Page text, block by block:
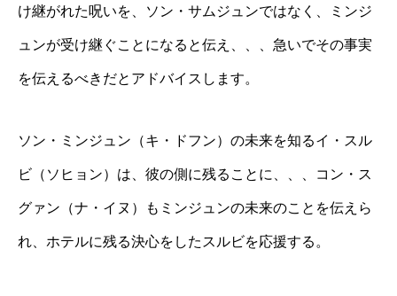
け継がれた呪いを、ソン・サムジュンではなく、ミンジ
ュンが受け継ぐことになると伝え、、、急いでその事実
を伝えるべきだとアドバイスします。
ソン・ミンジュン（キ・ドフン）の未来を知るイ・スル
ビ（ソヒョン）は、彼の側に残ることに、、、コン・ス
グァン（ナ・イヌ）もミンジュンの未来のことを伝えら
れ、ホテルに残る決心をしたスルビを応援する。